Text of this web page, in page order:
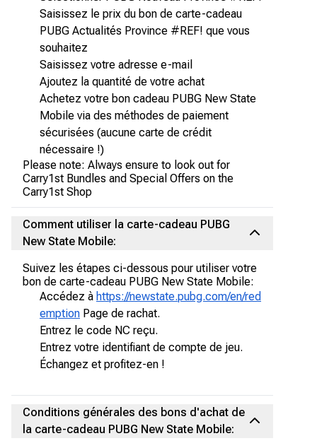
Saisissez le prix du bon de carte-cadeau
PUBG Actualités Province #REF! que vous
souhaitez
Saisissez votre adresse e-mail
Ajoutez la quantité de votre achat
Achetez votre bon cadeau PUBG New State
Mobile via des méthodes de paiement
sécurisées (aucune carte de crédit
nécessaire !)
Please note: Always ensure to look out for
Carry1st Bundles and Special Offers on the
Carry1st Shop
Comment utiliser la carte-cadeau PUBG
New State Mobile:
Suivez les étapes ci-dessous pour utiliser votre
bon de carte-cadeau PUBG New State Mobile:
Accédez à https://newstate.pubg.com/en/red
emption Page de rachat.
Entrez le code NC reçu.
Entrez votre identifiant de compte de jeu.
Échangez et profitez-en !
Conditions générales des bons d'achat de
la carte-cadeau PUBG New State Mobile: